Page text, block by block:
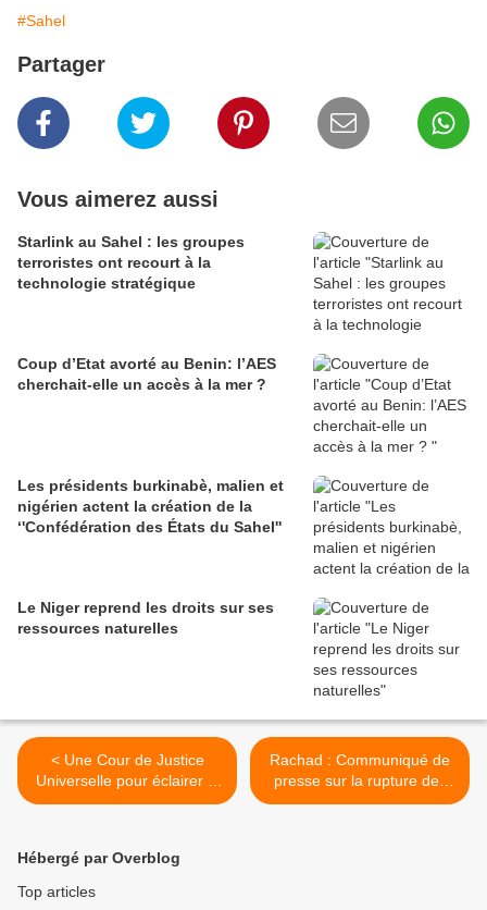
#Sahel
Partager
Vous aimerez aussi
Starlink au Sahel : les groupes
terroristes ont recourt à la
technologie stratégique
Coup d’Etat avorté au Benin: l’AES
cherchait-elle un accès à la mer ?
Les présidents burkinabè, malien et
nigérien actent la création de la
‘'Confédération des États du Sahel''
Le Niger reprend les droits sur ses
ressources naturelles
< Une Cour de Justice
Universelle pour éclairer le
monde sur son histoire de
Rachad : Communiqué de
presse sur la rupture des
relations diplomatiques du
Hébergé par Overblog
Top articles